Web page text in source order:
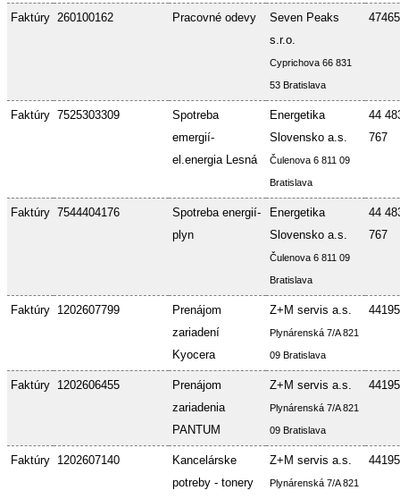
Faktúry 260100162 Pracovné odevy
Seven Peaks
s.r.o.
Cyprichova 66 831
53 Bratislava
Faktúry 7525303309
Spotreba
emergií-
el.energia Lesná
Energetika
Slovensko a.s.
Čulenova 6 811 09
Bratislava
44
767
Faktúry 7544404176
Spotreba energií-
plyn
Energetika
Slovensko a.s.
Čulenova 6 811 09
Bratislava
44
767
Faktúry 1202607799
Prenájom
zariadení
Kyocera
Z+M servis a.s.
Plynárenská 7/A 821
09 Bratislava
Faktúry 1202606455
Prenájom
zariadenia
PANTUM
Z+M servis a.s.
Plynárenská 7/A 821
09 Bratislava
Faktúry 1202607140
Kancelárske
potreby - tonery
Z+M servis a.s.
Plynárenská 7/A 821